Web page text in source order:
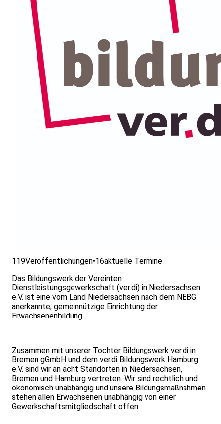
119Veröffentlichungen•16aktuelle Termine
Das Bildungswerk der Vereinten
Dienstleistungsgewerkschaft (ver.di) in Niedersachsen
e.V. ist eine vom Land Niedersachsen nach dem NEBG
anerkannte, gemeinnützige Einrichtung der
Erwachsenenbildung.
Zusammen mit unserer Tochter Bildungswerk ver.di in
Bremen gGmbH und dem ver.di Bildungswerk Hamburg
e.V. sind wir an acht Standorten in Niedersachsen,
Bremen und Hamburg vertreten. Wir sind rechtlich und
ökonomisch unabhängig und unsere Bildungsmaßnahmen
stehen allen Erwachsenen unabhängig von einer
Gewerkschaftsmitgliedschaft offen.